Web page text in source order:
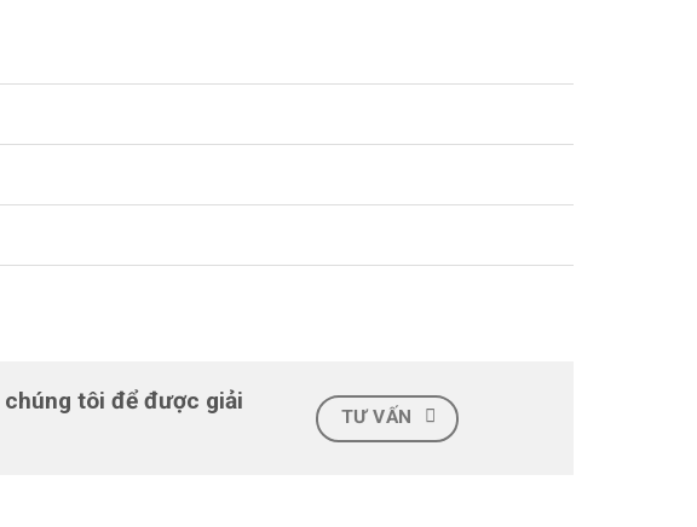
tôi để được giải
TƯ VẤN